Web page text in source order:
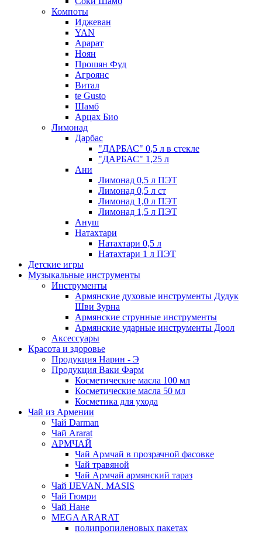
Компоты
Иджеван
YAN
Арарат
Ноян
Прошян Фуд
Агроянс
Витал
te Gusto
Шамб
Арцах Био
Лимонад
Дарбас
"ДАРБАС" 0,5 л в стекле
"ДАРБАС" 1,25 л
Ани
Лимонад 0,5 л ПЭТ
Лимонад 0,5 л ст
Лимонад 1,0 л ПЭТ
Лимонад 1,5 л ПЭТ
Ануш
Натахтари
Натахтари 0,5 л
Натахтари 1 л ПЭТ
Детские игры
Музыкальные инструменты
Инструменты
Армянские духовые инструменты Дудук
Шви Зурна
Армянские струнные инструменты
Армянские ударные инструменты Доол
Аксессуары
Красота и здоровье
Продукция Нарин - Э
Продукция Ваки Фарм
Косметические масла 100 мл
Косметические масла 50 мл
Косметика для ухода
Чай из Армении
Чай Darman
Чай Ararat
АРМЧАЙ
Чай Армчай в прозрачной фасовке
Чай травяной
Чай Армчай армянский тараз
Чай IJEVAN. MASIS
Чай Гюмри
Чай Нане
MEGA ARARAT
полипропиленовых пакетах